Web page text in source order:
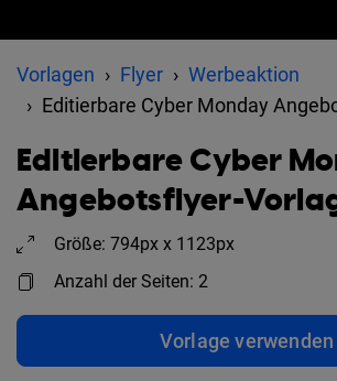
Vorlagen Flyer
Werbeaktion
Editierbare Cyber Monday
Editierbare Cyber
Angebotsflyer-
Größe: 794px x 1123px
Anzahl der Seiten: 2
Vorlage verwenden